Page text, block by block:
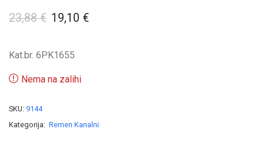
23,88€ 19,10 €
Kat.br. 6PK1655
Nema na zalihi
SKU: 9144
Kategorija: Remen Kanalni